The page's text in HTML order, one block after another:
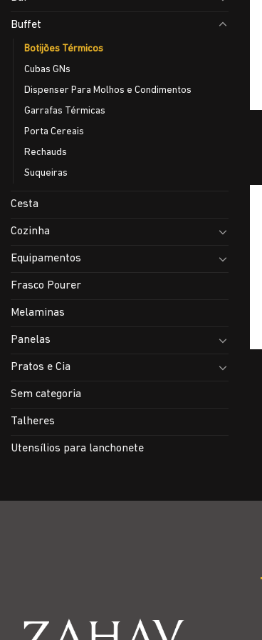
Buffet
Botijões Térmicos
Cubas GNs
Dispenser Para Molhos e Condimentos
Garrafas Térmicas
Porta Cereais
Rechauds
Suqueiras
Cesta
Cozinha
Equipamentos
Frasco Pourer
Melaminas
Panelas
Pratos e Cia
Sem categoria
Talheres
Utensílios para lanchonete